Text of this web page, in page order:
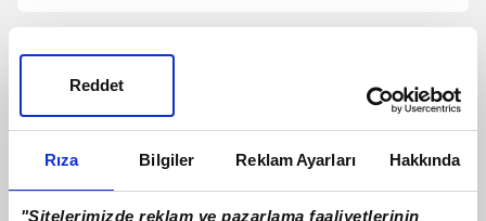
Rıza Bilgiler Reklam Ayarları Hakkında
"Sitelerimizde reklam ve pazarlama faaliyetlerinin
Reddet